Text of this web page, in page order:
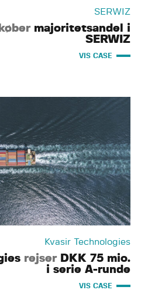
SERWIZ
købermajoritetsandel i
SERWIZ
VIS CASE
Kvasir Technologies
rejserDKK 75 mio.
i serie A-runde
VIS CASE